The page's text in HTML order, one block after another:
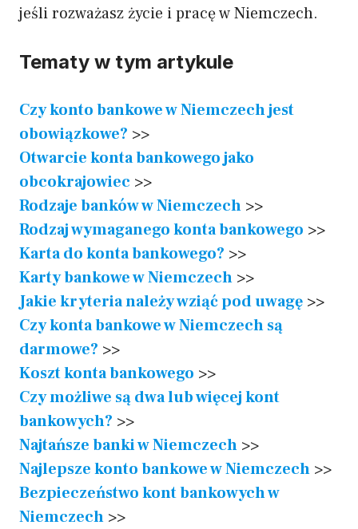
jeśli rozważasz życie i pracę w Niemczech.
Tematy w tym artykule
Czy konto bankowe w Niemczech jest
obowiązkowe? >>
Otwarcie konta bankowego jako
obcokrajowiec >>
Rodzaje banków w Niemczech >>
Rodzaj wymaganego konta bankowego >>
Karta do konta bankowego? >>
Karty bankowe w Niemczech >>
Jakie kryteria należy wziąć pod uwagę >>
Czy konta bankowe w Niemczech są
darmowe? >>
Koszt konta bankowego >>
Czy możliwe są dwa lub więcej kont
bankowych? >>
Najtańsze banki w Niemczech >>
Najlepsze konto bankowe w Niemczech >>
Bezpieczeństwo kont bankowych w
Niemczech >>